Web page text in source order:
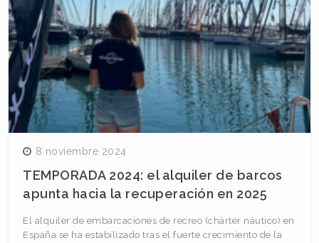
8 noviembre 2024
TEMPORADA 2024: el alquiler de barcos
apunta hacia la recuperación en 2025
El alquiler de embarcaciones de recreo (chárter náutico) en
España se ha estabilizado tras el fuerte crecimiento de la